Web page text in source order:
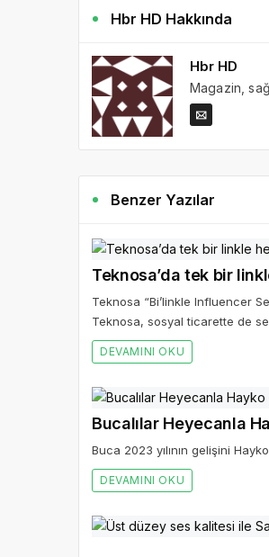
Hbr HD Hakkında
Hbr HD
Magazin,
Benzer Yazılar
Teknosa’da tek bir
Teknosa “Bi’linkle Influencer
Teknosa, sosyal ticarette de
DEVAMINI OKU
Bucalılar Heyecanla
Buca 2023 yılının gelişini
DEVAMINI OKU